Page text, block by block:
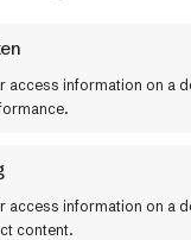
access information on a
access information on a
content.